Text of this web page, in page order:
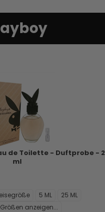
de Toilette - Duftprobe - 2
ml
5 ML
25 ML
anzeigen...